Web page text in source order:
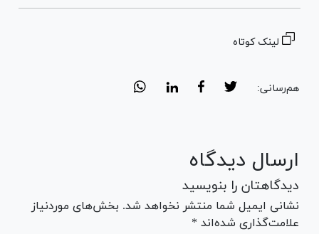
لینک کوتاه
هم‌رسانی:
ارسال دیدگاه
دیدگاهتان را بنویسید
نشانی ایمیل شما منتشر نخواهد شد. بخش‌های موردنیاز
علامت‌گذاری شده‌اند *